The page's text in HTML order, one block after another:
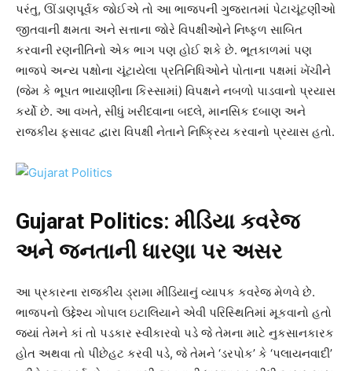
પરંતુ, ઊંડાણપૂર્વક જોઈએ તો આ ભાજપની ગુજરાતમાં પેટાચૂંટણીઓ
જીતવાની ક્ષમતા અને સત્તાના જોરે વિપક્ષીઓને નિષ્ફળ સાબિત
કરવાની રણનીતિનો એક ભાગ પણ હોઈ શકે છે. ભૂતકાળમાં પણ
ભાજપે અન્ય પક્ષોના ચૂંટાયેલા પ્રતિનિધિઓને પોતાના પક્ષમાં ખેંચીને
(જેમ કે ભૂપત ભાયાણીના કિસ્સામાં) વિપક્ષને નબળો પાડવાનો પ્રયાસ
કર્યો છે. આ વખતે, સીધું ખરીદવાના બદલે, માનસિક દબાણ અને
રાજકીય ફસાવટ દ્વારા વિપક્ષી નેતાને નિષ્ક્રિય કરવાનો પ્રયાસ હતો.
Gujarat Politics: મીડિયા કવરેજ
અને જનતાની ધારણા પર અસર
આ પ્રકારના રાજકીય ડ્રામા મીડિયાનું વ્યાપક કવરેજ મેળવે છે.
ભાજપનો ઉદ્દેશ્ય ગોપાલ ઇટાલિયાને એવી પરિસ્થિતિમાં મૂકવાનો હતો
જ્યાં તેમને કાં તો પડકાર સ્વીકારવો પડે જે તેમના માટે નુકસાનકારક
હોત અથવા તો પીછેહટ કરવી પડે, જે તેમને ‘ડરપોક’ કે ‘પલાયનવાદી’